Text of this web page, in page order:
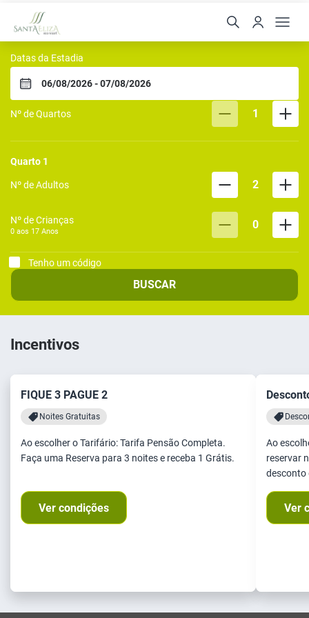
Santa Eliza Eco Resort
Datas da Estadia
Nº de Quartos 1
Quarto 1
Nº de Adultos 2
Nº de Crianças
0 aos 17 Anos 0
Tenho um código
BUSCAR
Incentivos
FIQUE 3 PAGUE 2
Noites Gratuitas
Ao escolher o Tarifário: Tarifa Pensão Completa.
Faça uma Reserva para 3 noites e receba 1 Grátis.
Ver condições
Ao
reservar
desconto
Ver